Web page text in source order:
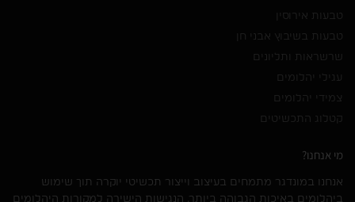
טבעות אירוסין
טבעות בשיבוץ אבני חן
שרשראות ותליונים
עגילי יהלומים
צמידי יהלומים
קטלוג התכשיטים
מי אנחנו?
אנחנו במונדגר מתמחים בעיצוב וייצור תכשיטי יוקרה תוך שימוש
ביהלומים באיכות הגבוהה ביותר. הנגישות הישירה למקורות היהלומים